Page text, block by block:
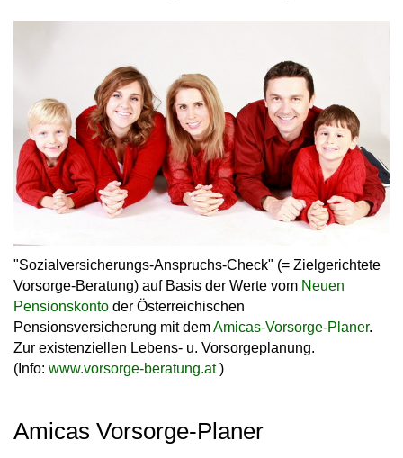
"Sozialversicherungs-Anspruchs-Check" (= Zielgerichtete
Vorsorge-Beratung) auf Basis der Werte vom Neuen
Pensionskonto der Österreichischen
Pensionsversicherung mit demAmicas-Vorsorge-Planer.
Zur existenziellen Lebens- u. Vorsorgeplanung.
(Info: www.vorsorge-beratung.at)
Amicas Vorsorge-Planer